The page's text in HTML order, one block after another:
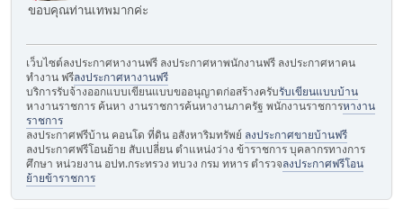
ขอบคุณท่านเทพมากค่ะ
เว็บไซต์ลงประกาศหางานฟรี ลงประกาศหาพนักงานฟรี ลงประกาศหาคน
ทำงาน ฟรีลงประกาศหางานฟรี
บริการรับจ้างออกแบบเขียนแบบขออนุญาตก่อสร้างครับรับเขียนแบบบ้าน
หางานราชการ ค้นหา งานราชการค้นหางานภาครัฐ พนักงานราชการหางาน
ราชการ
ลงประกาศฟรีบ้าน คอนโด ที่ดิน อสังหาริมทรัพย์ ลงประกาศขายบ้านฟรี
ลงประกาศฟรีโอนย้าย สับเปลี่ยน ตำแหน่งว่าง ข้าราชการ บุคลากรทางการ
ศึกษา หน่วยงาน อปท.กระทรวง ทบวง กรม ทหาร ตำรวจลงประกาศฟรีโอน
ย้ายข้าราชการ